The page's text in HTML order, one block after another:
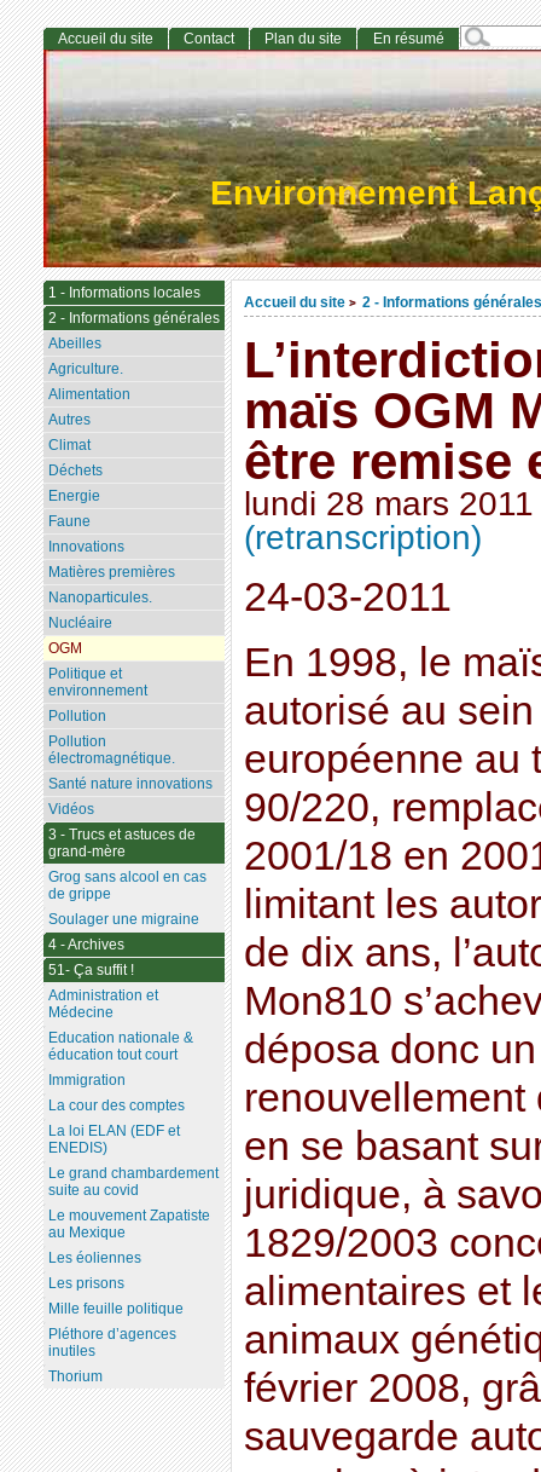
Environnement
Accueil du site > 2 - Informations générales
maïs OGM
être remise
lundi 28 mars 2011
(retranscription)
24-03-2011
En 1998, le
autorisé au sein
européenne au
90/220,
2001/18 en
limitant les
de dix ans,
Mon810
déposa donc
renouvellement
en se basant
juridique, à
1829/2003
alimentaires et
animaux
février 2008,
sauvegarde
Accueil du site Contact Plan du site En résumé
1 - Informations locales
2 - Informations générales
Abeilles
Agriculture.
Alimentation
Autres
Climat
Déchets
Energie
Faune
Innovations
Matières premières
Nanoparticules.
Nucléaire
OGM
Politique et
environnement
Pollution
Pollution
électromagnétique.
Santé nature innovations
Vidéos
3 - Trucs et astuces de
grand-mère
Grog sans alcool en cas
de grippe
Soulager une migraine
4 - Archives
51- Ça suffit !
Administration et
Médecine
Education nationale &
éducation tout court
Immigration
La cour des comptes
La loi ELAN (EDF et
ENEDIS)
Le grand chambardement
suite au covid
Le mouvement Zapatiste
au Mexique
Les éoliennes
Les prisons
Mille feuille politique
Pléthore d’agences
inutiles
Thorium